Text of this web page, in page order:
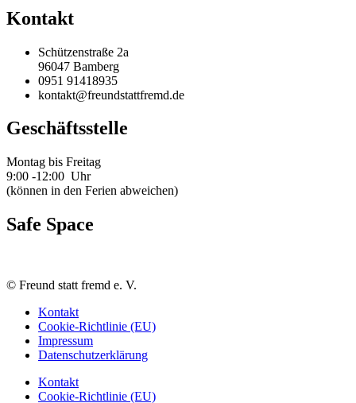
Kontakt
Schützenstraße 2a
96047 Bamberg
0951 91418935
kontakt@freundstattfremd.de
Geschäftsstelle
Montag bis Freitag
9:00 -12:00 Uhr
(können in den Ferien abweichen)
Safe Space
© Freund statt fremd e. V.
Kontakt
Cookie-Richtlinie (EU)
Impressum
Datenschutzerklärung
Kontakt
Cookie-Richtlinie (EU)